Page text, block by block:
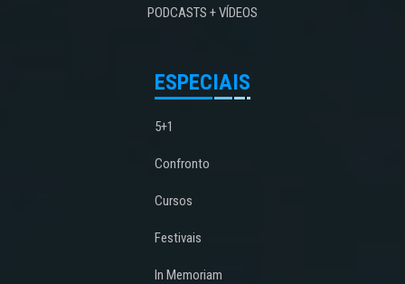
PODCASTS + VÍDEOS
ESPECIAIS
5+1
Confronto
Cursos
Festivais
In Memoriam